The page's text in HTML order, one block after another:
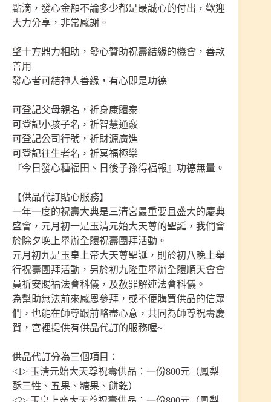
點滴，發心金額不論多少都是最誠心的付出，歡迎
大力分享，非常感謝。
望十方鼎力相助，發心贊助祝壽結緣的機會，善款
善用
發心者可結神人善緣，有心即是功德
可登記父母親名，祈身康體泰
可登記小孩子名，祈智慧通竅
可登記公司行號，祈財源廣進
可登記往生者名，祈冥福極樂
『今日發心種福田、日後子孫得福報』功德無量。
【供品代訂貼心服務】
一年一度的祝壽大典是三清宮最重要且盛大的慶典
盛會，元月初一是玉清元始大天尊的聖誕，我們會
於除夕晚上舉辦全體祝壽團拜活動。
元月初九是玉皇上帝大天尊聖誕，則於初八晚上舉
行祝壽團拜活動，另於初九隆重舉辦全體順天會會
員祈安賜福法會科儀，及赦罪解連法會科儀。
為幫助無法前來感恩參拜，或不便購買供品的信眾
們，也能在師尊跟前略盡心意，共同為師尊祝壽慶
賀，宮裡提供有供品代訂的服務喔~
供品代訂分為三個項目：
<1> 玉清元始大天尊祝壽供品：一份800元（鳳梨
酥三牲、五果、糖果、餅乾）